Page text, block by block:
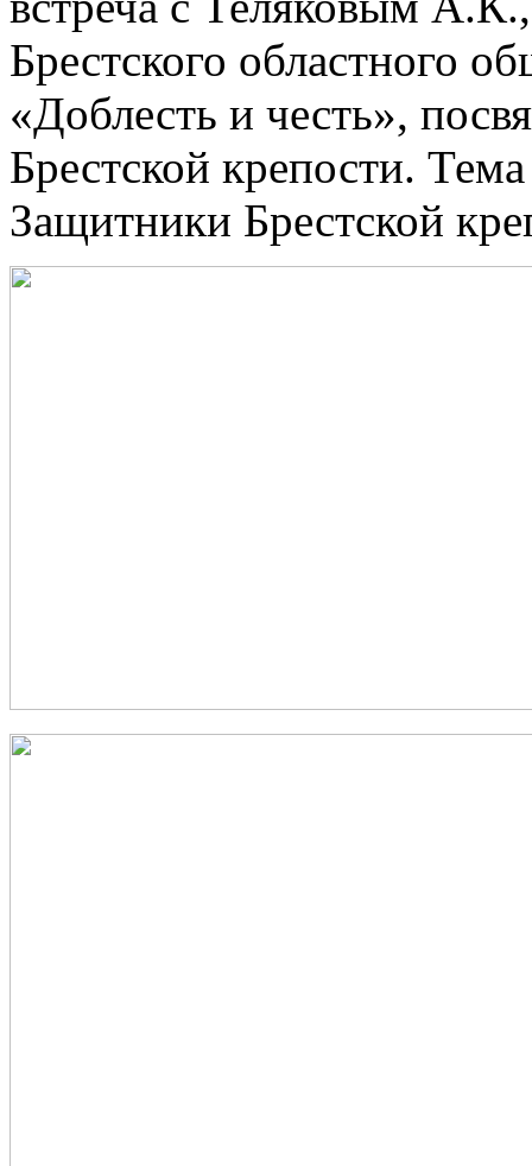
Брестского областного
«Доблесть и честь»,
Брестской крепости.
Защитники Брестской